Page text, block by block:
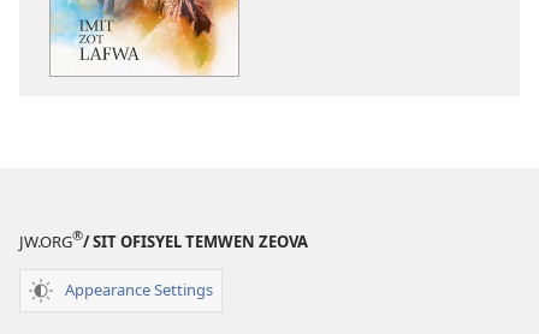
JW.ORG®/ SIT OFISYEL TEMWEN ZEOVA
Appearance Settings